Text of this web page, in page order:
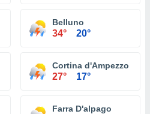
Belluno
34° 20°
Cortina d'Ampezzo
27° 17°
Farra D'alpago